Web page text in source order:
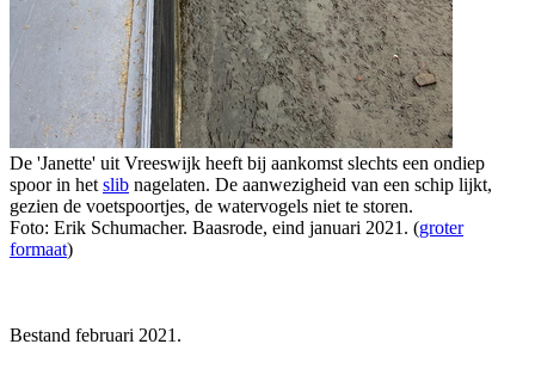
De 'Janette' uit Vreeswijk heeft bij aankomst slechts een ondiep
spoor in het slib nagelaten. De aanwezigheid van een schip lijkt,
gezien de voetspoortjes, de watervogels niet te storen.
Foto: Erik Schumacher. Baasrode, eind januari 2021. (groter
formaat)
Bestand februari 2021.